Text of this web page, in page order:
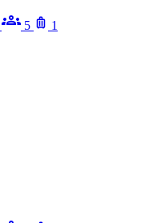
5
1